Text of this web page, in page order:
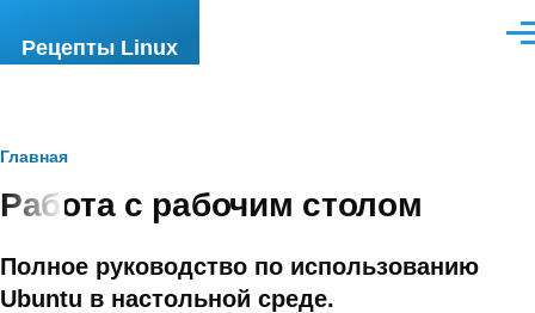
Рецепты Linux
Строка
навигации
Главная
Работа с рабочим столом
Полное руководство по использованию
Ubuntu в настольной среде.